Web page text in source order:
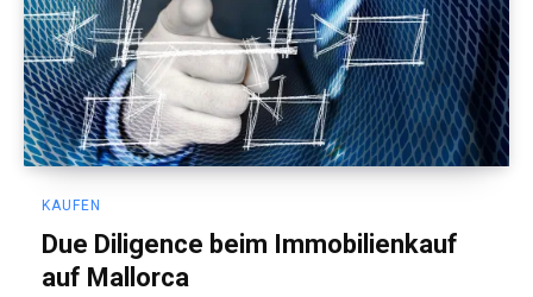
KAUFEN
Due Diligence beim Immobilienkauf
auf Mallorca